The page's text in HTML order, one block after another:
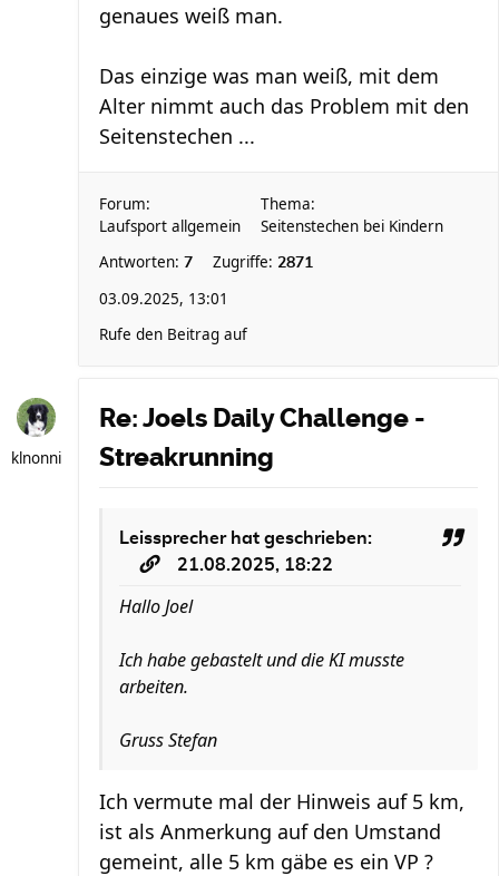
genaues weiß man.
Das einzige was man weiß, mit dem
Alter nimmt auch das Problem mit den
Seitenstechen ...
Forum:
Laufsport allgemein
Thema:
Seitenstechen bei Kindern
Antworten: 7 Zugriffe: 2871
03.09.2025, 13:01
Rufe den Beitrag auf
klnonni
Re: Joels Daily Challenge -
Streakrunning
Leissprecherhat geschrieben:
21.08.2025, 18:22
Hallo Joel
Ich habe gebastelt und die KI musste
arbeiten.
Gruss Stefan
Ich vermute mal der Hinweis auf 5 km,
ist als Anmerkung auf den Umstand
gemeint, alle 5 km gäbe es ein VP ?